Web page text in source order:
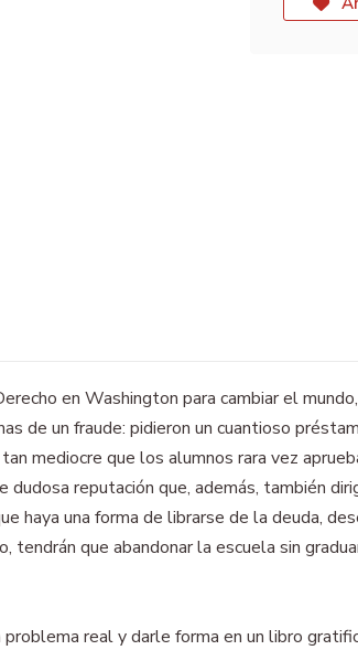
en Washington para cambiar el
de un fraude: pidieron un cuantioso
mediocre que los alumnos rara vez
reputación que, además, también
una forma de librarse de la deuda,
que abandonar la escuela sin
real y darle forma en un libro